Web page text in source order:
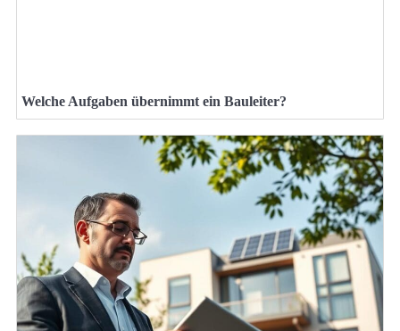
Welche Aufgaben übernimmt ein Bauleiter?